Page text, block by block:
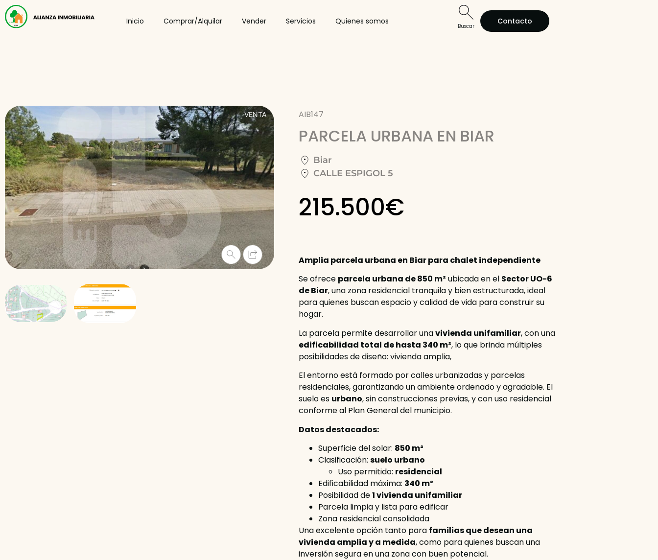
Inicio Comprar/Alquilar Vender Servicios Quienes somos
Buscar
Contacto
VENTA AIB147
PARCELA URBANA EN BIAR
Biar
CALLE ESPIGOL 5
215.500€
Amplia parcela urbana en Biar para chalet independiente
Se ofrece parcela urbana de 850 m² ubicada en el Sector UO-6
de Biar, una zona residencial tranquila y bien estructurada, ideal
para quienes buscan espacio y calidad de vida para construir su
hogar.
La parcela permite desarrollar unavivienda unifamiliar, con una
edificabilidad total de hasta 340 m², lo que brinda múltiples
posibilidades de diseño: vivienda amplia,
El entorno está formado por calles urbanizadas y parcelas
residenciales, garantizando un ambiente ordenado y agradable. El
suelo es urbano, sin construcciones previas, y con uso residencial
conforme al Plan General del municipio.
Datos destacados:
Superficie del solar: 850 m²
Clasificación: suelo urbano
Uso permitido: residencial
Edificabilidad máxima: 340 m²
Posibilidad de1 vivienda unifamiliar
Parcela limpia y lista para edificar
Zona residencial consolidada
Una excelente opción tanto para familias que desean una
vivienda amplia y a medida, como para quienes buscan una
inversión segura en una zona con buen potencial.